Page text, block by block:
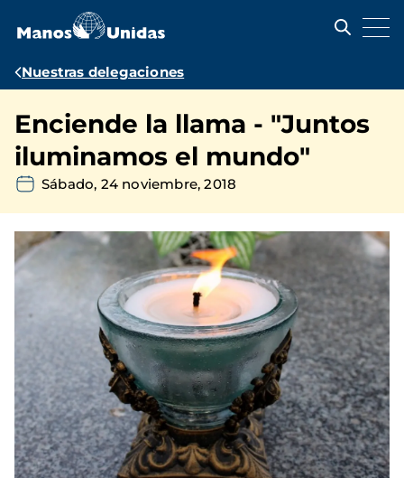
contenido
Ruta
navegación
Nuestras delegaciones
Enciende la llama - "Juntos
iluminamos el mundo"
Sábado, 24 noviembre, 2018